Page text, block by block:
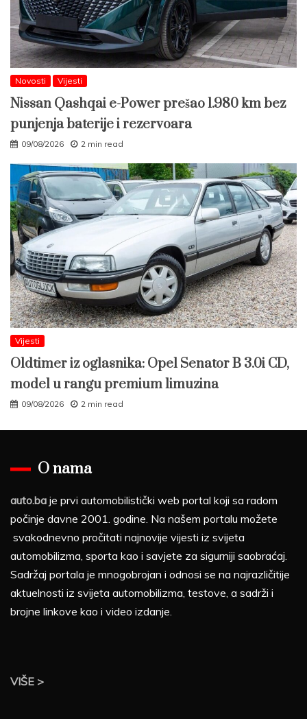
Novosti Vijesti
Nissan Qashqai e-Power prešao 1.980 km bez
punjenja baterije i rezervoara
09/08/2026 2 min read
Vijesti
Oldtimer iz oglasnika: Opel Senator B 3.0i CD,
model u rangu premium limuzina
09/08/2026 2 min read
O nama
auto.ba je prvi automobilistički web portal koji sa radom
počinje davne 2001. godine. Na našem portalu možete
svakodnevno pročitati najnovije vijesti iz svijeta
automobilizma, sporta kao i savjete za sigurniji saobraćaj.
Sadržaj portala je mnogobrojan i odnosi se na najrazličitije
aktuelnosti iz svijeta automobilizma, testove, a sadrži i
brojne linkove kao i video izdanje.
VIŠE >